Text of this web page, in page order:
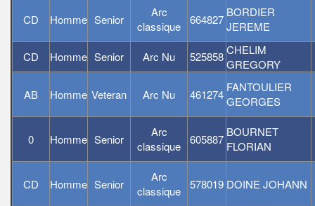
CD Homme Senior
Arc
classique
664827
BORDIER
JEREME
CD Homme Senior Arc Nu 525858CHELIM
GREGORY
AB Homme Veteran Arc Nu 461274
FANTOULIER
GEORGES
0 Homme Senior
Arc
classique
605887
BOURNET
FLORIAN
CD Homme Senior
Arc
classique
578019 DOINE JOHANN